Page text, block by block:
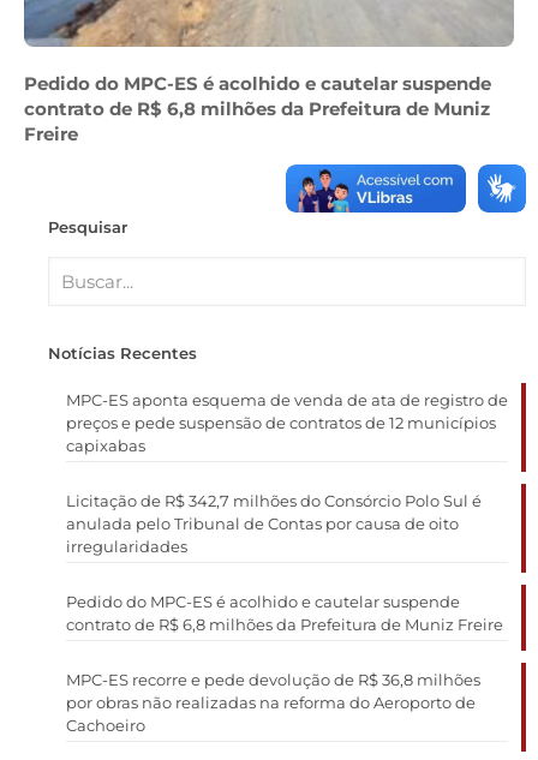
Pedido do MPC-ES é acolhido e cautelar suspende
contrato de R$ 6,8 milhões da Prefeitura de Muniz
Freire
Pesquisar
Notícias Recentes
MPC-ES aponta esquema de venda de ata de registro de
preços e pede suspensão de contratos de 12 municípios
capixabas
Licitação de R$ 342,7 milhões do Consórcio Polo Sul é
anulada pelo Tribunal de Contas por causa de oito
irregularidades
Pedido do MPC-ES é acolhido e cautelar suspende
contrato de R$ 6,8 milhões da Prefeitura de Muniz Freire
MPC-ES recorre e pede devolução de R$ 36,8 milhões
por obras não realizadas na reforma do Aeroporto de
Cachoeiro